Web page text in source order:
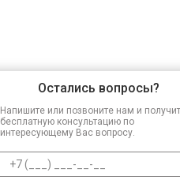
Остались вопросы?
Напишите или позвоните нам и
бесплатную консультацию по
интересующему Вас вопросу.